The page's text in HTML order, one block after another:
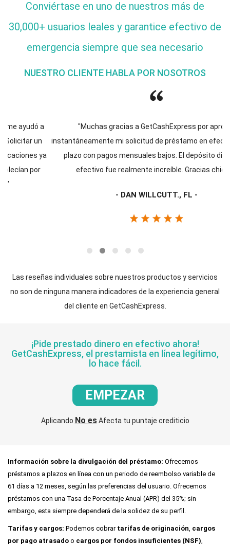
Conviértase en uno de nuestros más de
30,000+ usuarios leales y garantice efectivo de
emergencia siempre que sea necesario
NUESTRO CLIENTE HABLA POR NOSOTROS
"Muchas gracias a GetCashExpress por aprobar
instantáneamente mi solicitud de préstamo en efectivo a corto
plazo con pagos mensuales bajos. El depósito directo de
efectivo fue realmente increíble. Gracias chicos!"
- DAN WILLCUTT., FL -
no son de ninguna manera indicadores de la experiencia general
del cliente en GetCashExpress.
GetCashExpress, el prestamista en línea legítimo,
lo hace fácil.
EMPEZAR
AplicandoNo esAfecta tu puntaje crediticio
préstamos a plazos en línea con un periodo de reembolso variable de
61 días a 12 meses, según las preferencias del usuario. Ofrecemos
préstamos con una Tasa de Porcentaje Anual (APR) del 35%; sin
embargo, esta siempre dependerá de la solidez de su perfil.
Tarifas y cargos:Podemos cobrartarifas de originación
por pago atrasadoocargos por fondos insuficientes (NSF),
dependiendo de las leyes de su estado y del contrato de préstamo.